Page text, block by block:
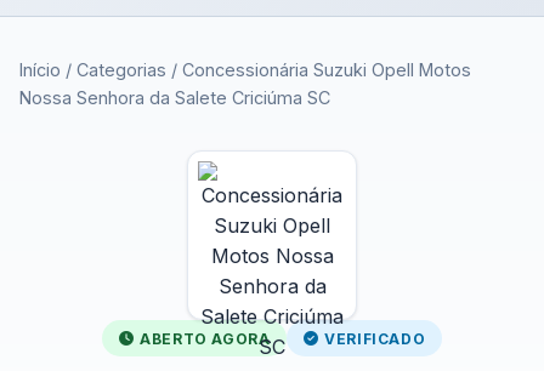
Início / Categorias / Concessionária Suzuki Opell Motos
Nossa Senhora da Salete Criciúma SC
ABERTO AGORA VERIFICADO